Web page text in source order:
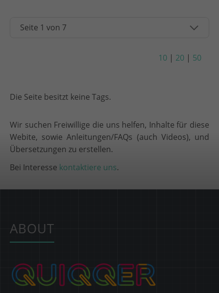
10 | 20 | 50
Die Seite besitzt keine Tags.
Wir suchen Freiwillige die uns helfen, Inhalte für diese
Webite, sowie Anleitungen/FAQs (auch Videos), und
Übersetzungen zu erstellen.
Bei Interesse kontaktiere uns.
ABOUT